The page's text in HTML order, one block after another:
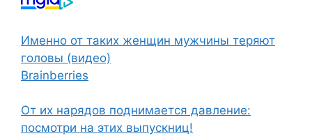
Именно от таких женщин мужчины теряют
головы (видео)
Brainberries
От их нарядов поднимается давление:
посмотри на этих выпускниц!